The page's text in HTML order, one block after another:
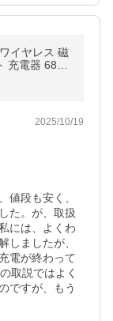
イヤレス 磁
充電器 6800
16 1
2025/10/19
値段も安く、
た。が、取扱
には、よくわ
しましたが、
電が終わって
取説ではよく
ですが、もう